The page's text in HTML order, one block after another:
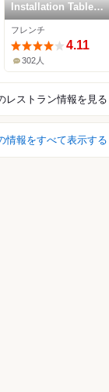
Installation Table
ENSO L'asymetrie
du calme
フレンチ
4.11
302人
レストラン情報を見る
情報をすべて表示する